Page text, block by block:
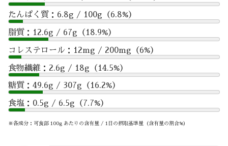
たんぱく質：6.8g / 100g（6.8%）
脂質：12.6g / 67g（18.9%）
コレステロール：12mg / 200mg（6%）
食物繊維：2.6g / 18g（14.5%）
糖質：49.6g / 307g（16.2%）
食塩：0.5g / 6.5g（7.7%）
※各成分：可食部 100g あたりの含有量 / 1日の摂取基準量（含有量の割合%）